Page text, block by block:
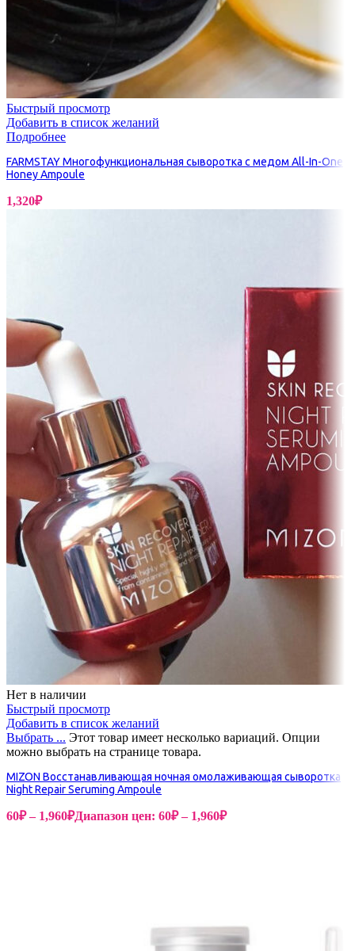
Быстрый просмотр
Добавить в список желаний
Подробнее
FARMSTAY Многофункциональная сыворотка с медом All-In-One
Honey Ampoule
1,320₽
Нет в наличии
Быстрый просмотр
Добавить в список желаний
Выбрать ... Этот товар имеет несколько вариаций. Опции
можно выбрать на странице товара.
MIZON Восстанавливающая ночная омолаживающая сыворотка
Night Repair Seruming Ampoule
60₽ – 1,960₽Диапазон цен: 60₽ – 1,960₽